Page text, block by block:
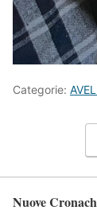
Categorie:
Nuove